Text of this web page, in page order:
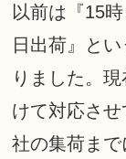
以前は『15
日出荷』と
りました。
けて対応さ
社の集荷ま